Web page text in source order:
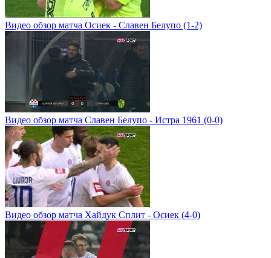
Видео обзор матча Осиек - Славен Белупо (1-2)
Видео обзор матча Славен Белупо - Истра 1961 (0-0)
Видео обзор матча Хайдук Сплит - Осиек (4-0)